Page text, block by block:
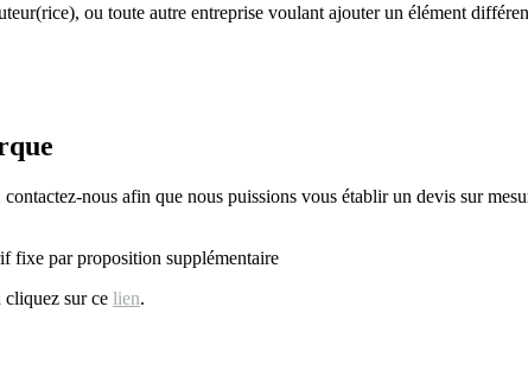
ou toute autre entreprise voulant ajouter un élément
nous afin que nous puissions vous établir un devis sur
fixe par proposition supplémentaire
cliquez sur ce lien.